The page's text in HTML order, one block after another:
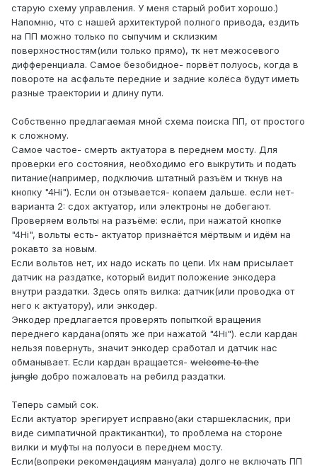
старую схему управления. У меня старый робит хорошо.)
Напомню, что с нашей архитектурой полного привода, ездить
на ПП можно только по сыпучим и склизким
поверхностностям(или только прямо), тк нет межосевого
дифференциала. Самое безобидное- порвёт полуось, когда в
повороте на асфальте передние и задние колёса будут иметь
разные траектории и длину пути.
Собственно предлагаемая мной схема поиска ПП, от простого
к сложному.
Самое частое- смерть актуатора в переднем мосту. Для
проверки его состояния, необходимо его выкрутить и подать
питание(например, подключив штатный разъём и ткнув на
кнопку "4Hi"). Если он отзывается- копаем дальше. если нет-
варианта 2: сдох актуатор, или электроны не добегают.
Проверяем вольты на разъёме: если, при нажатой кнопке
"4Hi", вольты есть- актуатор признаётся мёртвым и идём на
рокавто за новым.
Если вольтов нет, их надо искать по цепи. Их нам присылает
датчик на раздатке, который видит положение энкодера
внутри раздатки. Здесь опять вилка: датчик(или проводка от
него к актуатору), или энкодер.
Энкодер предлагается проверять попыткой вращения
переднего кардана(опять же при нажатой "4Hi"). если кардан
нельзя повернуть, значит энкодер сработал и датчик нас
обманывает. Если кардан вращается- welcome to the
jungle добро пожаловать на ребилд раздатки.
Теперь самый сок.
Если актуатор эрегирует исправно(аки старшекласник, при
виде симпатичной практикантки), то проблема на стороне
вилки и муфты на полуоси в переднем мосту.
Если(вопреки рекомендациям мануала) долго не включать ПП